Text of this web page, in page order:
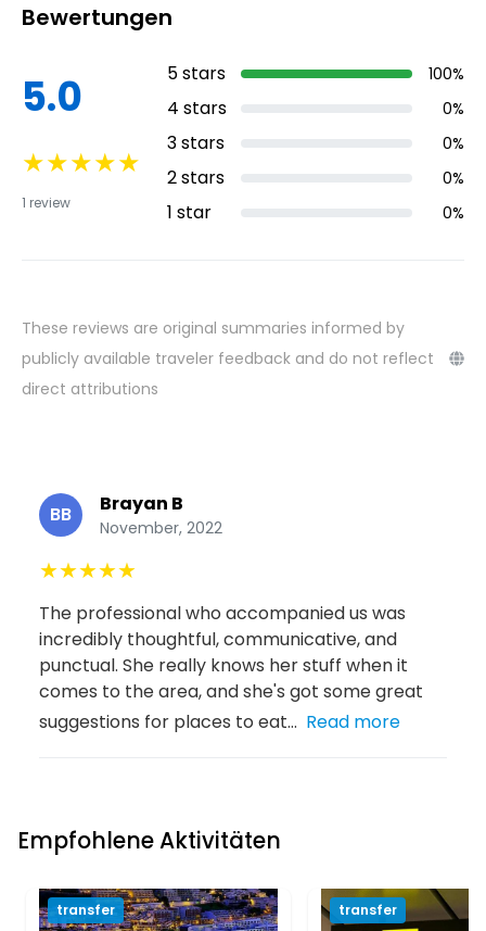
Bewertungen
5.0
★★★★★
1 review
5stars 100%
4 stars 0%
3stars 0%
2stars 0%
1 star 0%
These reviews are original summaries informed by
publicly available traveler feedback and do not reflect
direct attributions
BB Brayan B
November, 2022
★★★★★
The professional who accompanied us was
incredibly thoughtful, communicative, and
punctual. She really knows her stuff when it
comes to the area, and she's got some great
suggestions for places to eat... Read more
Empfohlene Aktivitäten
transfer transfer